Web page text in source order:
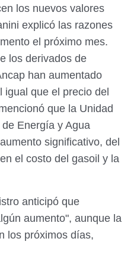
los nuevos valores
explicó las razones
el próximo mes.
los derivados de
han aumentado
que el precio del
que la Unidad
Energía y Agua
significativo, del
el costo del gasoil y la
anticipó que
aumento", aunque la
los próximos días,